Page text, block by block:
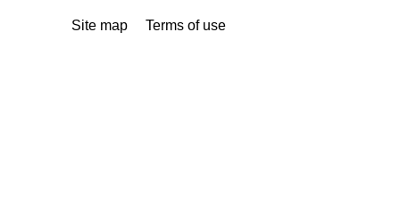
Site map Terms of use